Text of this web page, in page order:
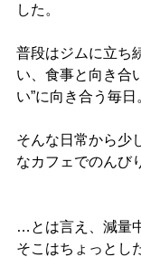
した。
普段はジムに立ち
い、食事と向き合
い”に向き合う毎日
そんな日常から少
なカフェでのんび
…とは言え、減量
そこはちょっとし